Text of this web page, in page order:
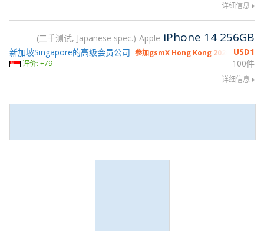
详细信息
二手测试, Japanese spec. Apple iPhone 14 256GB
USD1
100件
新加坡Singapore的高级会员公司 参加gsmX Hong Kong 2026
评价: +79
详细信息